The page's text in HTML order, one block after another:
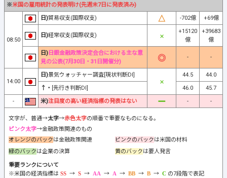
※米国の雇用統計の発表明け(先週末7日に発表済み)
08:50
日)貿易収支(国際収支) -702億 +69億
日)経常収支(国際収支)
+15120
億
+39683
億
日) 日銀金融政策決定会合における主な意
見の公表(7月30日・31日開催分)
- -
14:00
日)景気ウォッチャー調査[現状判断DI] 44.5
44.0
↑・ [先行き判断DI] 46.0
45.7
-
米)注目度の高い経済指標の発表はない - -
文字が、普通→太字→赤色太字の順番で重要なものになる。
ピンク太字→金融政策関連のもの
オレンジのバックは金融政策関連 ピンクのバックは米国の材料
緑のバックは企業の決算 黄のバックは要人発言
重要ランクについて
※米国の経済指標は
→ → → → → →
の7段階で表記